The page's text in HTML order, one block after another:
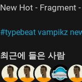
New Hot - Fragment
#typebeat vampikz
최근에 들은 사람